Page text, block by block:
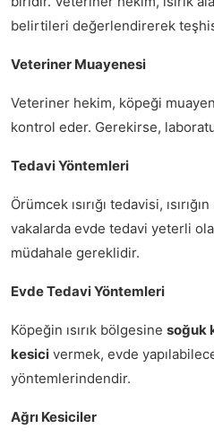
belirtileri değerlendirerek
Veteriner Muayenesi
Veteriner hekim, köpeği
kontrol eder. Gerekirse,
Tedavi Yöntemleri
Örümcek ısırığı tedavisi,
vakalarda evde tedavi yeterli
müdahale gereklidir.
Evde Tedavi Yöntemleri
Köpeğin ısırık bölgesine soğuk
kesici vermek, evde
yöntemlerindendir.
Ağrı Kesiciler